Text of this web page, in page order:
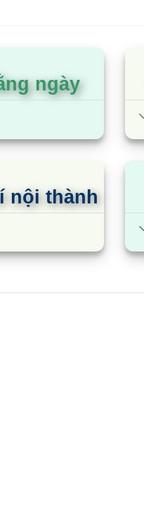
ngày
nội thành